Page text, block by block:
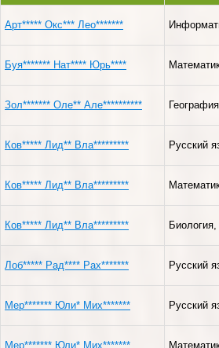
Арт***** Окс*** Лео*******
Буя******* Нат**** Юрь****
Зол******* Оле** Але********** География
Ков***** Лид** Вла********* Русский
Ков***** Лид** Вла*********
Ков***** Лид** Вла*********
Лоб***** Рад**** Рах******* Русский
Мер******* Юли* Мих******* Русский
Мер******* Юли* Мих*******